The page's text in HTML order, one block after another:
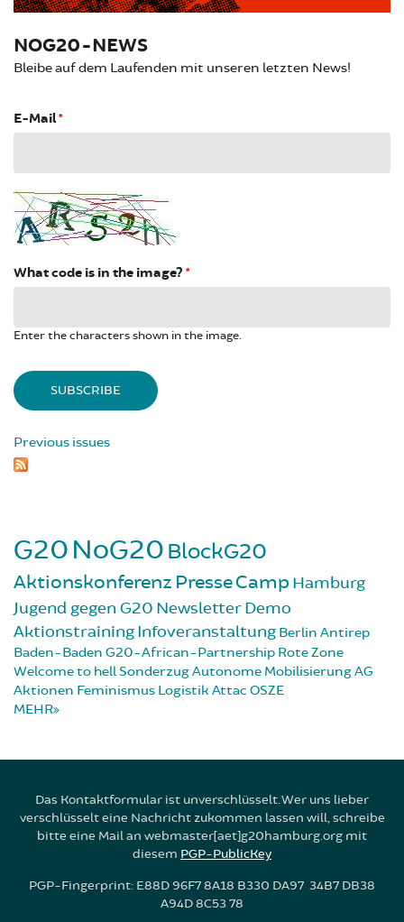
NOG20-NEWS
Bleibe auf dem Laufenden mit unseren letzten News!
E-Mail*
What code is in the image? *
Enter the characters shown in the image.
Previous issues
G20NoG20 BlockG20
Aktionskonferenz PresseCampHamburg
Jugend gegen G20 NewsletterDemo
AktionstrainingInfoveranstaltung Berlin Antirep
Baden-Baden G20-African-Partnership Rote Zone
Welcome to hellSonderzugAutonome MobilisierungAG
Aktionen Feminismus Logistik Attac OSZE
MEHR
Das Kontaktformular ist unverschlüsselt. Wer uns lieber
verschlüsselt eine Nachricht zukommen lassen will, schreibe
bitte eine Mail an webmaster[aet]g20hamburg.org mit
diesem PGP-PublicKey
PGP-Fingerprint: E88D 96F7 8A18 B330 DA97 34B7 DB38
A94D 8C53 78